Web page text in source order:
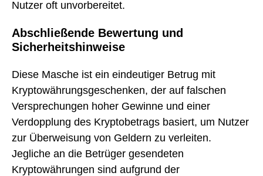
Nutzer oft unvorbereitet.
Abschließende Bewertung und
Sicherheitshinweise
Diese Masche ist ein eindeutiger Betrug mit
Kryptowährungsgeschenken, der auf falschen
Versprechungen hoher Gewinne und einer
Verdopplung des Kryptobetrags basiert, um Nutzer
zur Überweisung von Geldern zu verleiten.
Jegliche an die Betrüger gesendeten
Kryptowährungen sind aufgrund der